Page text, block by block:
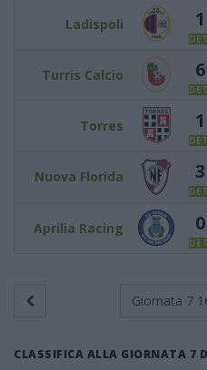
Ladispoli
Turris Calcio
Torres
Nuova Florida
Aprilia Racing
Giornata 7
CLASSIFICA ALLA GIORNATA 7